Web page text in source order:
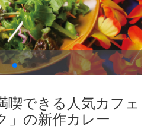
喫できる人気カフェ
」の新作カレー